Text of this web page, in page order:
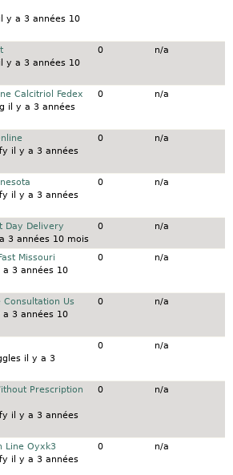
y a 3 années 10
y a 3 années 10
0 n/a
Calcitriol Fedex
il y a 3 années
0 n/a
il y a 3 années
0 n/a
il y a 3 années
0 n/a
Day Delivery
3 années 10 mois
0 n/a
Missouri
a 3 années 10
0 n/a
Consultation Us
a 3 années 10
0 n/a
il y a 3
0 n/a
Prescription
il y a 3 années
0 n/a
Line Oyxk3
il y a 3 années
0 n/a